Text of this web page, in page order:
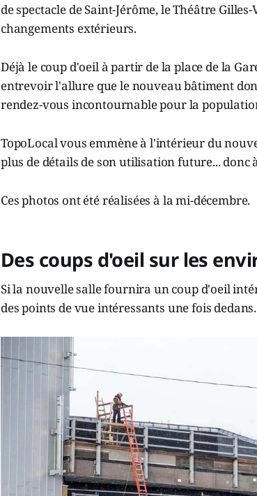
de spectacle de Saint-Jérôme, le Théâtre
changements extérieurs.
Déjà le coup d'oeil à partir de la place de la
entrevoir l'allure que le nouveau bâtiment
rendez-vous incontournable pour la
TopoLocal vous emmène à l'intérieur du
plus de détails de son utilisation future... donc
Ces photos ont été réalisées à la mi-décembre.
Des coups d'oeil sur les
Si la nouvelle salle fournira un coup d'oeil
des points de vue intéressants une fois dedans.